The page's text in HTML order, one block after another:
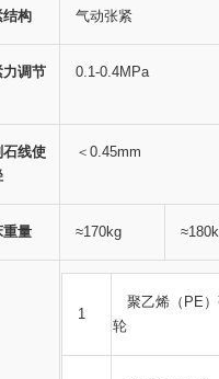
结构 气动张紧
力调节
0.1-0.4MPa
石线使
＜0.45mm
重量 ≈170kg
1
聚乙烯（PE
轮